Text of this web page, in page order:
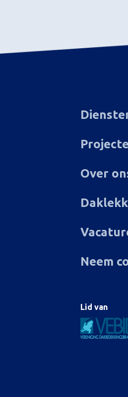
Over
Neem
Lid van